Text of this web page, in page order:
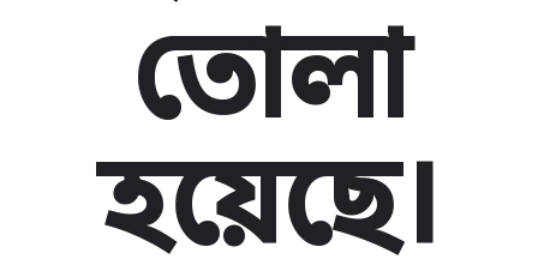
তোলা
হয়েছে।